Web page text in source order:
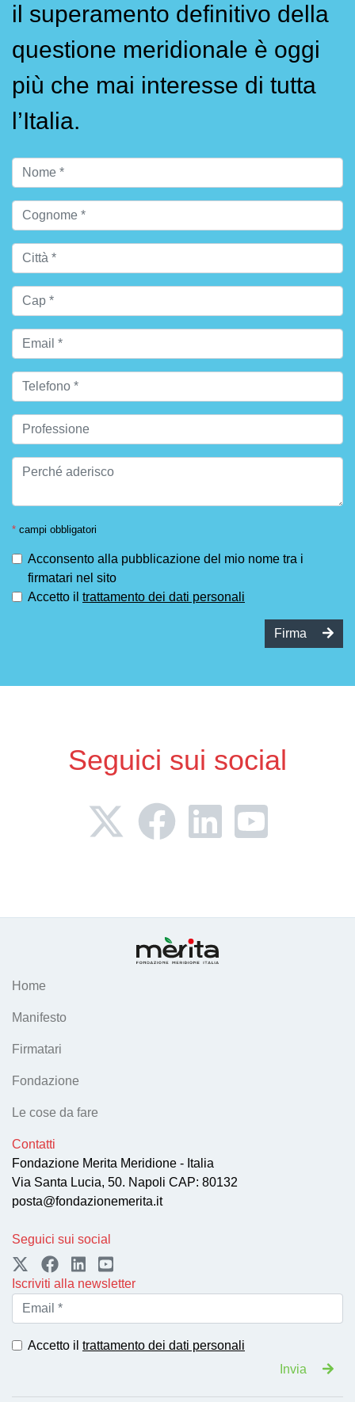
il superamento definitivo della
questione meridionale è oggi
più che mai interesse di tutta
l’Italia.
* campi obbligatori
Acconsento alla pubblicazione del mio nome tra i
firmatari nel sito
Accetto il trattamento dei dati personali
Firma
Seguici sui social
Home
Manifesto
Firmatari
Fondazione
Le cose da fare
Contatti
Fondazione Merita Meridione - Italia
Via Santa Lucia, 50. Napoli CAP: 80132
posta@fondazionemerita.it
Seguici sui social
Iscriviti alla newsletter
Accetto il trattamento dei dati personali
Invia